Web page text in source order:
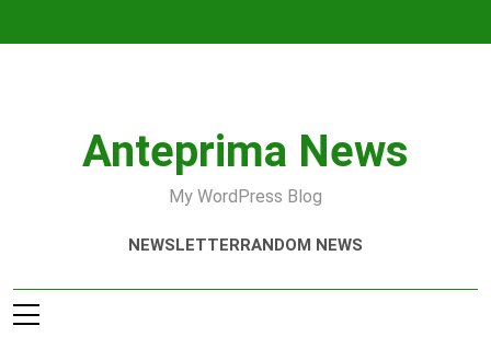
Anteprima News
My WordPress Blog
NEWSLETTERRANDOM NEWS